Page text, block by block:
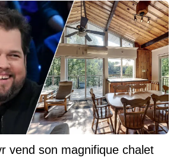
vend son magnifique chalet